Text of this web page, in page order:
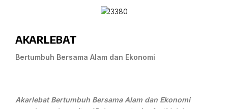
AKARLEBAT
Bertumbuh Bersama Alam dan Ekonomi
Akarlebat Bertumbuh Bersama Alam dan Ekonomi